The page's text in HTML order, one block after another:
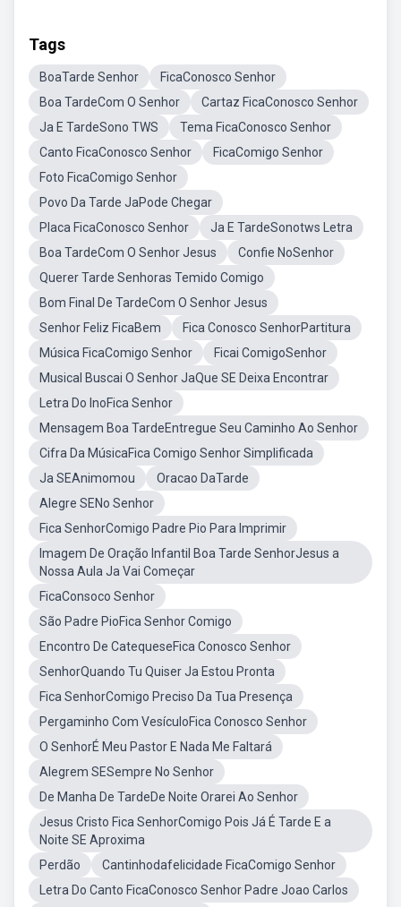
Tags
BoaTarde Senhor
FicaConosco Senhor
Boa TardeCom O Senhor
Cartaz FicaConosco Senhor
Ja E TardeSono TWS
Tema FicaConosco Senhor
Canto FicaConosco Senhor
FicaComigo Senhor
Foto FicaComigo Senhor
Povo Da Tarde JaPode Chegar
Placa FicaConosco Senhor
Ja E TardeSonotws Letra
Boa TardeCom O Senhor Jesus
Confie NoSenhor
Querer Tarde Senhoras Temido Comigo
Bom Final De TardeCom O Senhor Jesus
Senhor Feliz FicaBem
Fica Conosco SenhorPartitura
Música FicaComigo Senhor
Ficai ComigoSenhor
Musical Buscai O Senhor JaQue SE Deixa Encontrar
Letra Do InoFica Senhor
Mensagem Boa TardeEntregue Seu Caminho Ao Senhor
Cifra Da MúsicaFica Comigo Senhor Simplificada
Ja SEAnimomou
Oracao DaTarde
Alegre SENo Senhor
Fica SenhorComigo Padre Pio Para Imprimir
Imagem De Oração Infantil Boa Tarde SenhorJesus a
Nossa Aula Ja Vai Começar
FicaConsoco Senhor
São Padre PioFica Senhor Comigo
Encontro De CatequeseFica Conosco Senhor
SenhorQuando Tu Quiser Ja Estou Pronta
Fica SenhorComigo Preciso Da Tua Presença
Pergaminho Com VesículoFica Conosco Senhor
O SenhorÉ Meu Pastor E Nada Me Faltará
Alegrem SESempre No Senhor
De Manha De TardeDe Noite Orarei Ao Senhor
Jesus Cristo Fica SenhorComigo Pois Já É Tarde E a
Noite SE Aproxima
Perdão
Cantinhodafelicidade FicaComigo Senhor
Letra Do Canto FicaConosco Senhor Padre Joao Carlos